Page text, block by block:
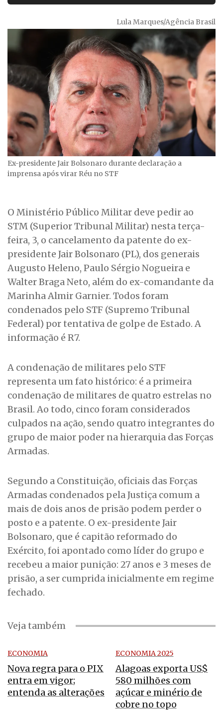
Lula Marques/Agência Brasil
Ex-presidente Jair Bolsonaro durante declaração a
imprensa após virar Réu no STF
O Ministério Público Militar deve pedir ao
STM (Superior Tribunal Militar) nesta terça-
feira, 3, o cancelamento da patente do ex-
presidente Jair Bolsonaro (PL), dos generais
Augusto Heleno, Paulo Sérgio Nogueira e
Walter Braga Neto, além do ex-comandante da
Marinha Almir Garnier. Todos foram
condenados pelo STF (Supremo Tribunal
Federal) por tentativa de golpe de Estado. A
informação é R7.
A condenação de militares pelo STF
representa um fato histórico: é a primeira
condenação de militares de quatro estrelas no
Brasil. Ao todo, cinco foram considerados
culpados na ação, sendo quatro integrantes do
grupo de maior poder na hierarquia das Forças
Armadas.
Segundo a Constituição, oficiais das Forças
Armadas condenados pela Justiça comum a
mais de dois anos de prisão podem perder o
posto e a patente. O ex-presidente Jair
Bolsonaro, que é capitão reformado do
Exército, foi apontado como líder do grupo e
recebeu a maior punição: 27 anos e 3 meses de
prisão, a ser cumprida inicialmente em regime
fechado.
Veja também
ECONOMIA
Nova regra para o PIX
entra em vigor;
entenda as alterações
ECONOMIA 2025
Alagoas exporta US$
580 milhões com
açúcar e minério de
cobre no topo